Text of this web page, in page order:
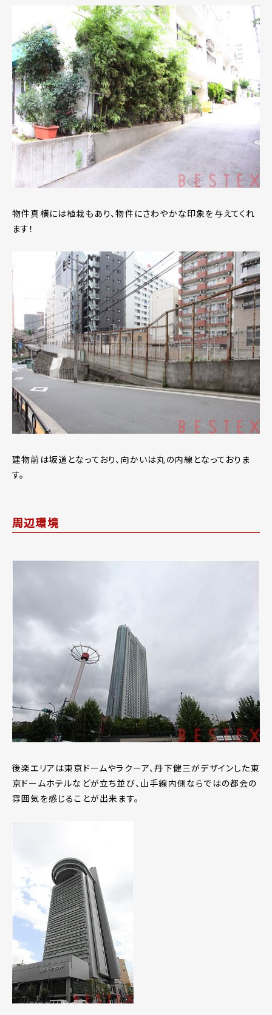
物件真横には植栽もあり、物件にさわやかな印象を与えてくれ
ます！
建物前は坂道となっており、向かいは丸の内線となっておりま
す。
周辺環境
後楽エリアは東京ドームやラクーア、丹下健三がデザインした東
京ドームホテルなどが立ち並び、山手線内側ならではの都会の
雰囲気を感じることが出来ます。